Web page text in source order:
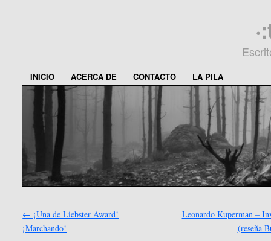
INICIO ACERCA DE CONTACTO LA PILA
← ¡Una de Liebster Award!
¡Marchando!
Leonardo Kuperman –
(reseña